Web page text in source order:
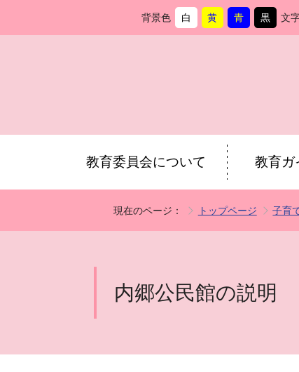
背景色
背
白
に
背
黄
に
背
青
に
背
黒
に
文
教育委員会について 教育ガ
現在のページ： トップページ 子育
内郷公民館の説明